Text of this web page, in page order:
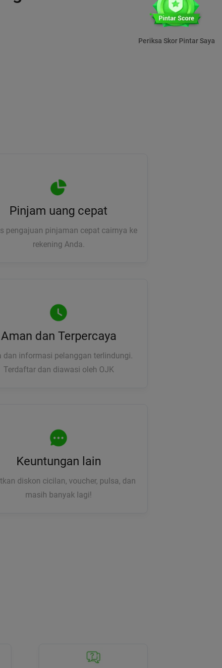
Pinjam uang cepat
pengajuan pinjaman cepat cairnya ke
rekening Anda.
Aman dan Terpercaya
dan informasi pelanggan terlindungi.
Terdaftar dan diawasi oleh OJK
Keuntungan lain
diskon cicilan, voucher, pulsa, dan
masih banyak lagi!
Periksa Skor Pintar Saya